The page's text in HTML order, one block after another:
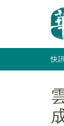
快